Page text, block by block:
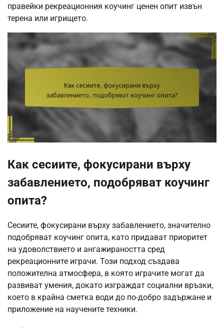
правейки рекреационния коучинг ценен опит извън
терена или игрището.
Как сесиите, фокусирани върху
забавлението, подобряват коучинг
опита?
Сесиите, фокусирани върху забавлението, значително
подобряват коучинг опита, като придават приоритет
на удоволствието и ангажираността сред
рекреационните играчи. Този подход създава
положителна атмосфера, в която играчите могат да
развиват умения, докато изграждат социални връзки,
което в крайна сметка води до по-добро задържане и
приложение на научените техники.